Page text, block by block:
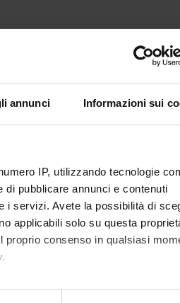
annunci Informazioni sui
IP, utilizzando tecnologie
pubblicare annunci e contenuti
i servizi. Avete la possibilità di
applicabili solo su questa
consenso in qualsiasi